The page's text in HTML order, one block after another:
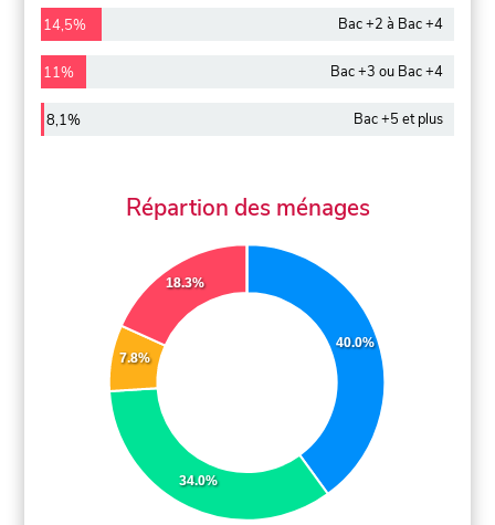
14,5% Bac +2 à Bac +4
11% Bac +3 ou Bac +4
8,1% Bac +5 et plus
Répartion des ménages
40.0%
34.0%
7.8%
18.3%